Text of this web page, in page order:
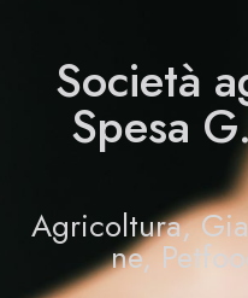
Società
Spesa
Agricoltura,
ne,